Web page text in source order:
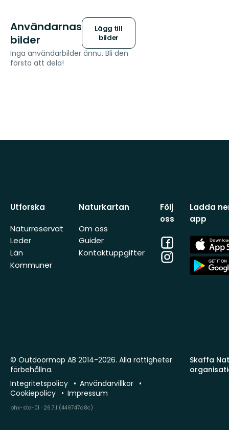
Användarnas
bilder
Lägg till
bilder
Inga användarbilder ännu. Bli den
första att dela!
Utforska
Naturreservat
Leder
Län
Kommuner
Naturkartan
Om oss
Guider
Kontaktuppgifter
Följ
oss
Facebook
Instagram
Ladda
app
App
Store
App
Store
Skaffa
© Outdoormap AB 2014-2026. Alla rättigheter
förbehållna.
Integritetspolicy
Användarvillkor
Cookiepolicy
Impressum
phx-sto-01 · 26.7.1 (449747a8c)